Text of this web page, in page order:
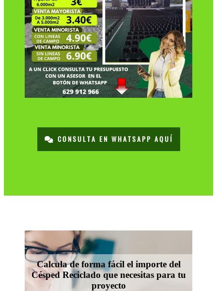
CONSULTA EN WHATSAPP AQUÍ
Calcula de forma fácil el importe del
Césped Reciclado que necesitas para tu
proyecto